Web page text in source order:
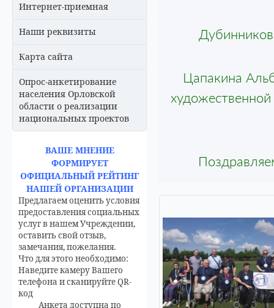
Интернет-приемная
Наши реквизиты
Карта сайта
Опрос-анкетирование
населения Орловской
области о реализации
национальных проектов
ВАШЕ МНЕНИЕ
ФОРМИРУЕТ
ОФИЦИАЛЬНЫЙ РЕЙТИНГ
НАШЕЙ ОРГАНИЗАЦИИ
Предлагаем оценить условия
предоставления социальных
услуг в нашем Учреждении,
оставить свой отзыв,
замечания, пожелания.
Что для этого необходимо:
Наведите камеру Вашего
телефона и сканируйте QR-
код
Анкета доступна по
Цапакина